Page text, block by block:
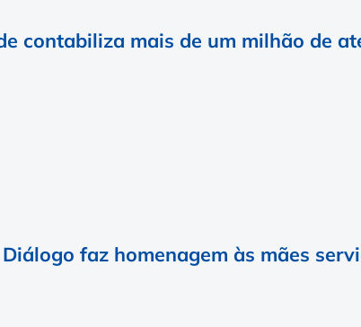
contabiliza mais de um milhão de
faz homenagem às mães